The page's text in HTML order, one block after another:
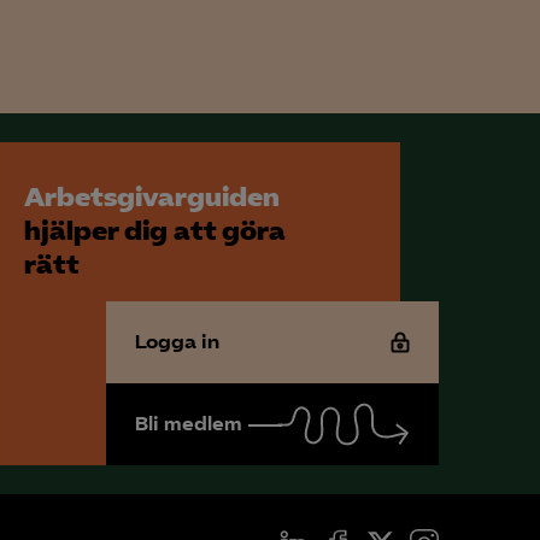
Arbetsgivarguiden
hjälper dig att göra
rätt
Logga in
Bli medlem